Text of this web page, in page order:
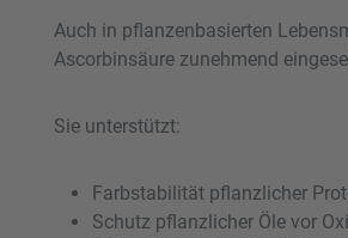
Auch in pflanzenbasierten
Ascorbinsäure zunehmend
Sie unterstützt:
Farbstabilität pflanzlicher
Schutz pflanzlicher Öle vor